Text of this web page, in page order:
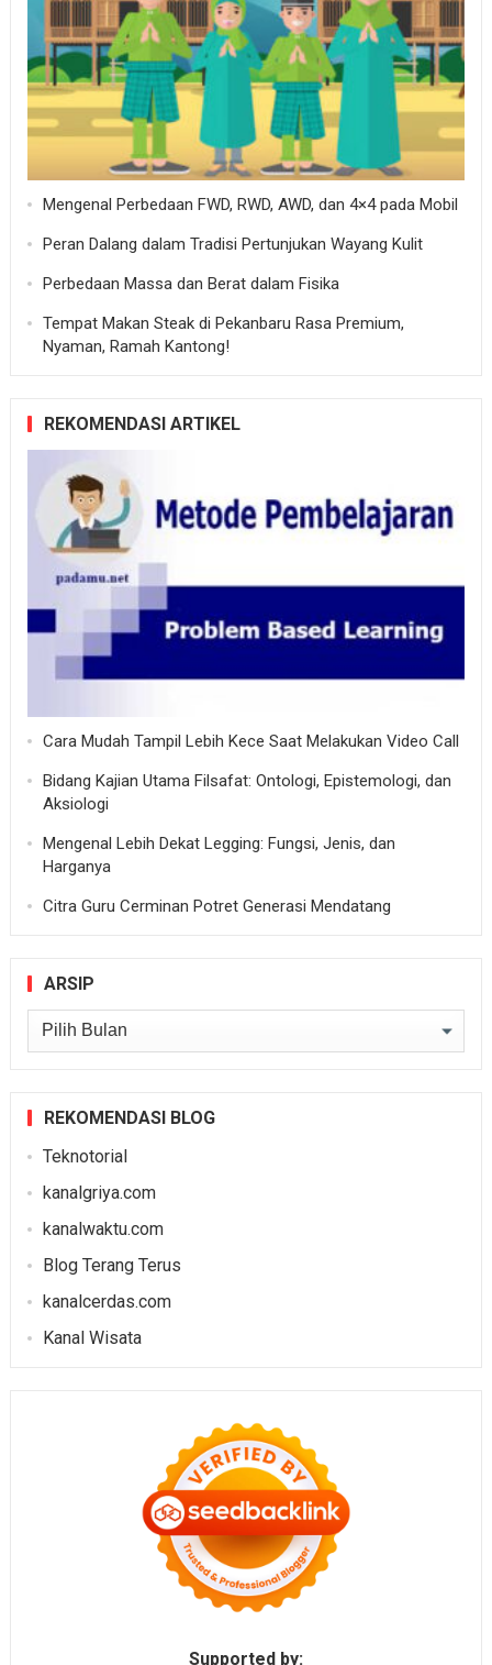
Mengenal Perbedaan FWD, RWD, AWD, dan 4×4 pada Mobil
Peran Dalang dalam Tradisi Pertunjukan Wayang Kulit
Perbedaan Massa dan Berat dalam Fisika
Tempat Makan Steak di Pekanbaru Rasa Premium,
Nyaman, Ramah Kantong!
REKOMENDASI ARTIKEL
Cara Mudah Tampil Lebih Kece Saat Melakukan Video Call
Bidang Kajian Utama Filsafat: Ontologi, Epistemologi, dan
Aksiologi
Mengenal Lebih Dekat Legging: Fungsi, Jenis, dan
Harganya
Citra Guru Cerminan Potret Generasi Mendatang
ARSIP
Arsip
REKOMENDASI BLOG
Teknotorial
kanalgriya.com
kanalwaktu.com
Blog Terang Terus
kanalcerdas.com
Kanal Wisata
Supported by: